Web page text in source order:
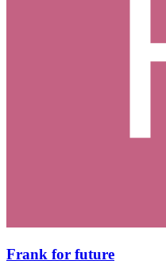
Frank for future